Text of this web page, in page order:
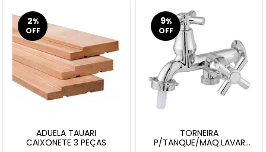
2%
OFF
ADUELA TAUARI
CAIXONETE 3 PEÇAS
9%
OFF
TORNEIRA
P/TANQUE/MAQ.LAVAR